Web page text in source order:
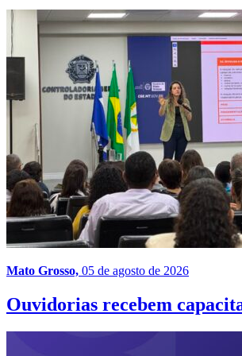
Mato Grosso, 05 de agosto de 2026
Ouvidorias recebem